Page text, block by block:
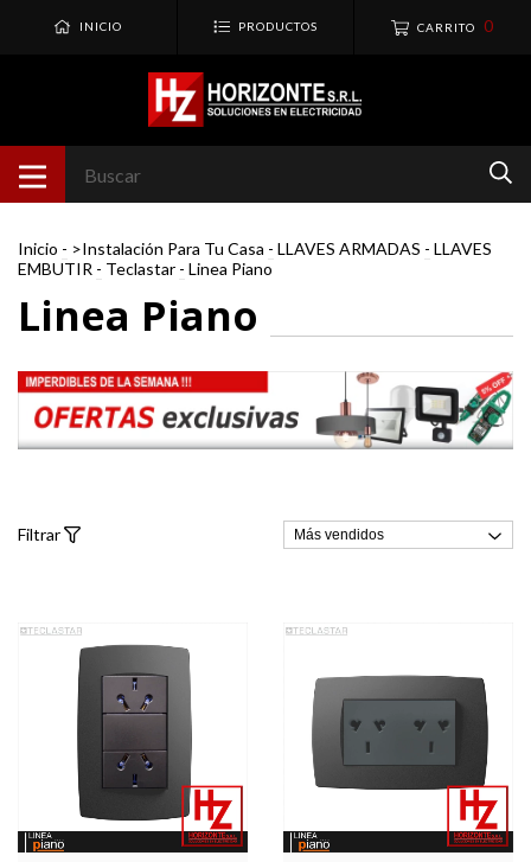
INICIO PRODUCTOS CARRITO 0
Inicio - >Instalación Para Tu Casa - LLAVES ARMADAS - LLAVES
EMBUTIR - Teclastar - Linea Piano
Linea Piano
Filtrar